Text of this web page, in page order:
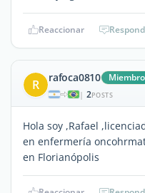
Reaccionar
R rafoca0810 Miembro
| 2POSTS
Hola soy ,Rafael
en enfermería
en Florianópolis